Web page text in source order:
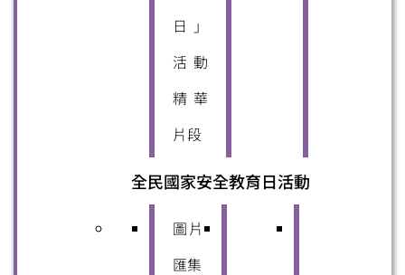
日」
活動
精華
片段
全民國家安全教育日活動
圖片
匯集
掃一掃關注我們的社交媒體，緊貼最新資訊！